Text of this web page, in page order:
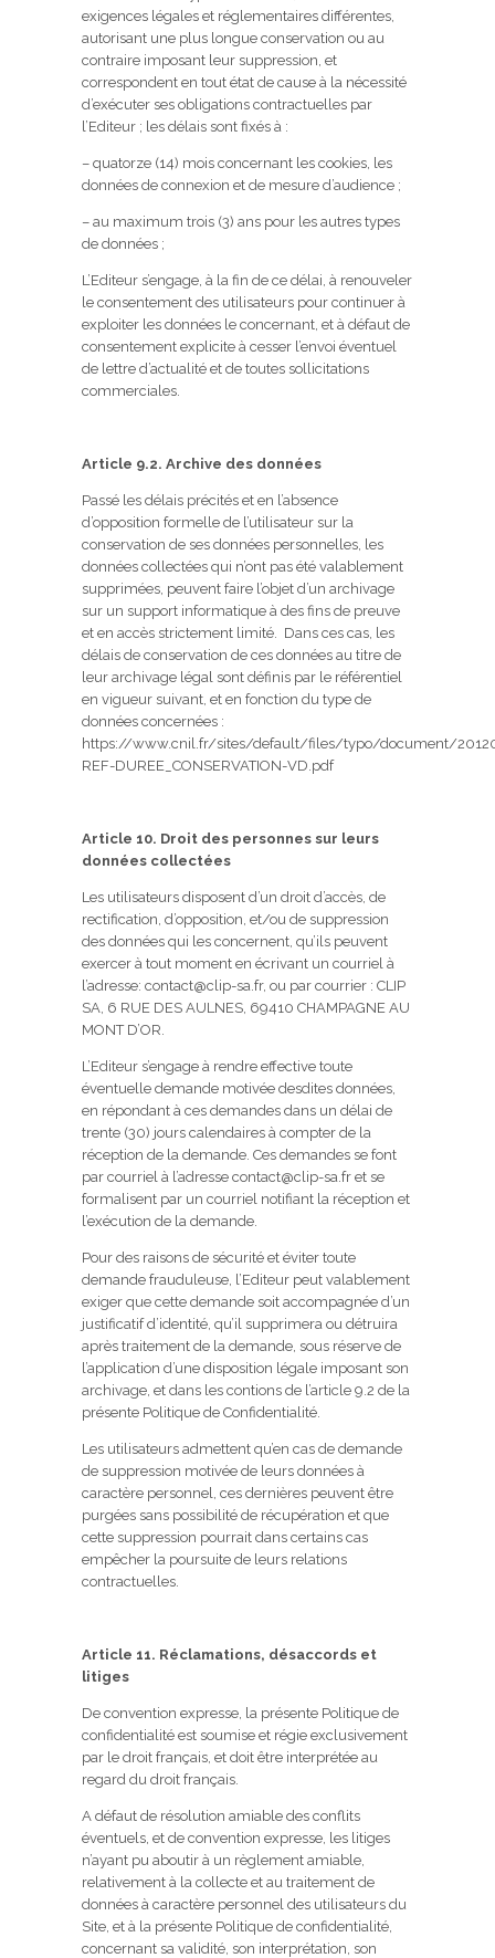
exigences légales et réglementaires différentes,
autorisant une plus longue conservation ou au
contraire imposant leur suppression, et
correspondent en tout état de cause à la nécessité
d’exécuter ses obligations contractuelles par
l’Editeur ; les délais sont fixés à :
– quatorze (14) mois concernant les cookies, les
données de connexion et de mesure d’audience ;
– au maximum trois (3) ans pour les autres types
de données ;
L’Editeur s’engage, à la fin de ce délai, à renouveler
le consentement des utilisateurs pour continuer à
exploiter les données le concernant, et à défaut de
consentement explicite à cesser l’envoi éventuel
de lettre d’actualité et de toutes sollicitations
commerciales.
Article 9.2. Archive des données
Passé les délais précités et en l’absence
d’opposition formelle de l’utilisateur sur la
conservation de ses données personnelles, les
données collectées qui n’ont pas été valablement
supprimées, peuvent faire l’objet d’un archivage
sur un support informatique à des fins de preuve
et en accès strictement limité. Dans ces cas, les
délais de conservation de ces données au titre de
leur archivage légal sont définis par le référentiel
en vigueur suivant, et en fonction du type de
données concernées :
https://www.cnil.fr/sites/default/files/typo/document/
REF-DUREE_CONSERVATION-VD.pdf
Article 10. Droit des personnes sur leurs
données collectées
Les utilisateurs disposent d’un droit d’accès, de
rectification, d’opposition, et/ou de suppression
des données qui les concernent, qu’ils peuvent
exercer à tout moment en écrivant un courriel à
l’adresse: contact@clip-sa.fr, ou par courrier : CLIP
SA, 6 RUE DES AULNES, 69410 CHAMPAGNE AU
MONT D’OR.
L’Editeur s’engage à rendre effective toute
éventuelle demande motivée desdites données,
en répondant à ces demandes dans un délai de
trente (30) jours calendaires à compter de la
réception de la demande. Ces demandes se font
par courriel à l’adresse contact@clip-sa.fr et se
formalisent par un courriel notifiant la réception et
l’exécution de la demande.
Pour des raisons de sécurité et éviter toute
demande frauduleuse, l’Editeur peut valablement
exiger que cette demande soit accompagnée d’un
justificatif d’identité, qu’il supprimera ou détruira
après traitement de la demande, sous réserve de
l’application d’une disposition légale imposant son
archivage, et dans les contions de l’article 9.2 de la
présente Politique de Confidentialité.
Les utilisateurs admettent qu’en cas de demande
de suppression motivée de leurs données à
caractère personnel, ces dernières peuvent être
purgées sans possibilité de récupération et que
cette suppression pourrait dans certains cas
empêcher la poursuite de leurs relations
contractuelles.
Article 11. Réclamations, désaccords et
litiges
De convention expresse, la présente Politique de
confidentialité est soumise et régie exclusivement
par le droit français, et doit être interprétée au
regard du droit français.
A défaut de résolution amiable des conflits
éventuels, et de convention expresse, les litiges
n’ayant pu aboutir à un règlement amiable,
relativement à la collecte et au traitement de
données à caractère personnel des utilisateurs du
Site, et à la présente Politique de confidentialité,
concernant sa validité, son interprétation, son